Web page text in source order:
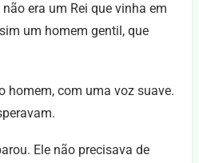
era um Rei que vinha em
um homem gentil, que
homem, com uma voz suave.
Ele não precisava de